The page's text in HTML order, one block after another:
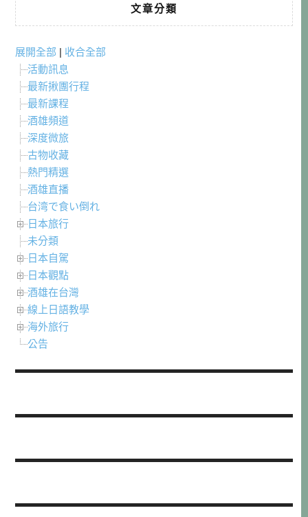
文章分類
展開全部 | 收合全部
活動訊息
最新揪團行程
最新課程
酒雄頻道
深度微旅
古物收藏
熱門精選
酒雄直播
台湾で食い倒れ
日本旅行
未分類
日本自駕
日本觀點
酒雄在台灣
線上日語教學
海外旅行
公告